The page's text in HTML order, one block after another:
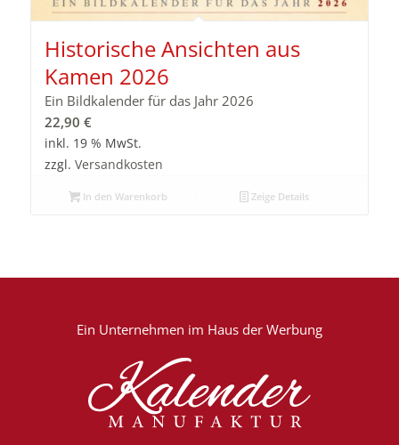
Historische Ansichten aus
Kamen 2026
Ein Bildkalender für das Jahr 2026
22,90 €
inkl. 19 % MwSt.
zzgl. Versandkosten
In den Warenkorb Zeige Details
Ein Unternehmen im Haus der Werbung